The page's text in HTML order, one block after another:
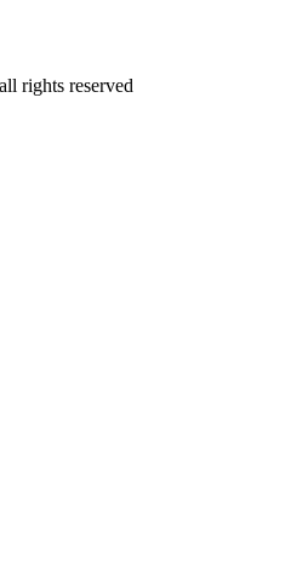
rights reserved